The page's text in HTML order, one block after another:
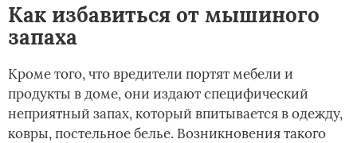
Как избавиться от мышиного
запаха
Кроме того, что вредители портят мебели и
продукты в доме, они издают специфический
неприятный запах, который впитывается в одежду,
ковры, постельное белье. Возникновения такого